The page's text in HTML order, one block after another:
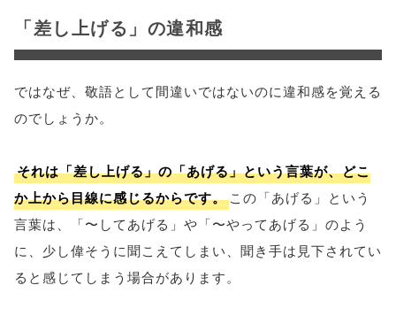
「差し上げる」の違和感
ではなぜ、敬語として間違いではないのに違和感を覚える
のでしょうか。
それは「差し上げる」の「あげる」という言葉が、どこ
か上から目線に感じるからです。 この「あげる」という
言葉は、「〜してあげる」や「〜やってあげる」のよう
に、少し偉そうに聞こえてしまい、聞き手は見下されてい
ると感じてしまう場合があります。